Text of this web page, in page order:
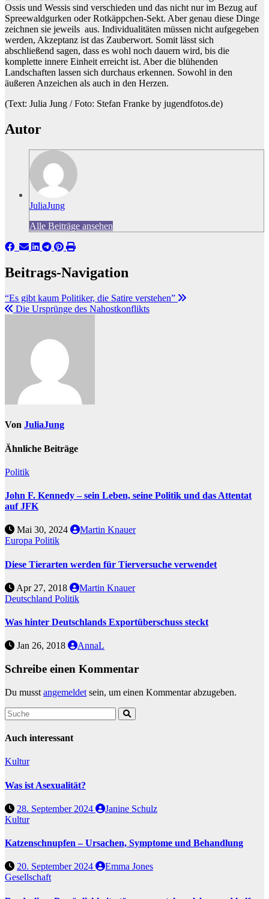
Ossis und Wessis sind verschieden und das nicht nur im Bezug auf
Spreewaldgurken oder Rotkäppchen-Sekt. Aber genau diese Dinge
zeichnen sie jeweils aus. Individualitäten müssen nicht aufgegeben
werden, Akzeptanz ist das Zauberwort. Somit lässt sich
abschließend sagen, dass es wohl noch dauern wird, bis die
komplette innere Einheit erreicht ist. Aber die blühenden
Landschaften lassen sich durchaus erkennen. Sowohl in den
äußeren Anzeichen als auch in den Herzen.
(Text: Julia Jung / Foto: Stefan Franke by jugendfotos.de)
Autor
JuliaJung
Alle Beiträge ansehen
Beitrags-Navigation
“Es gibt kaum Politiker, die Satire verstehen”
Die Ursprünge des Nahostkonflikts
Von JuliaJung
Ähnliche Beiträge
Politik
John F. Kennedy – sein Leben, seine Politik und das Attentat
auf JFK
Mai 30, 2024
Martin Knauer
Europa Politik
Diese Tierarten werden für Tierversuche verwendet
Apr 27, 2018
Martin Knauer
Deutschland Politik
Was hinter Deutschlands Exportüberschuss steckt
Jan 26, 2018 AnnaL
Schreibe einen Kommentar
Du musst angemeldet sein, um einen Kommentar abzugeben.
Auch interessant
Kultur
Was ist Asexualität?
28. September 2024
Janine Schulz
Kultur
Katzenschnupfen – Ursachen, Symptome und Behandlung
20. September 2024
Emma Jones
Gesellschaft